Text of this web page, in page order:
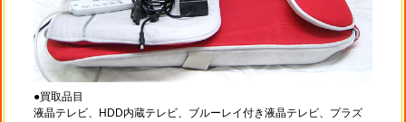
●買取品目
液晶テレビ、HDD内蔵テレビ、ブルーレイ付き液晶テレビ、プラズ